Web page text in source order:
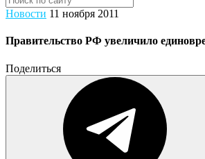
Новости 11 ноября 2011
Правительство РФ увеличило
Поделиться